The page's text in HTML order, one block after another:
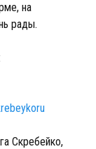
на
рады.
Скребейко,